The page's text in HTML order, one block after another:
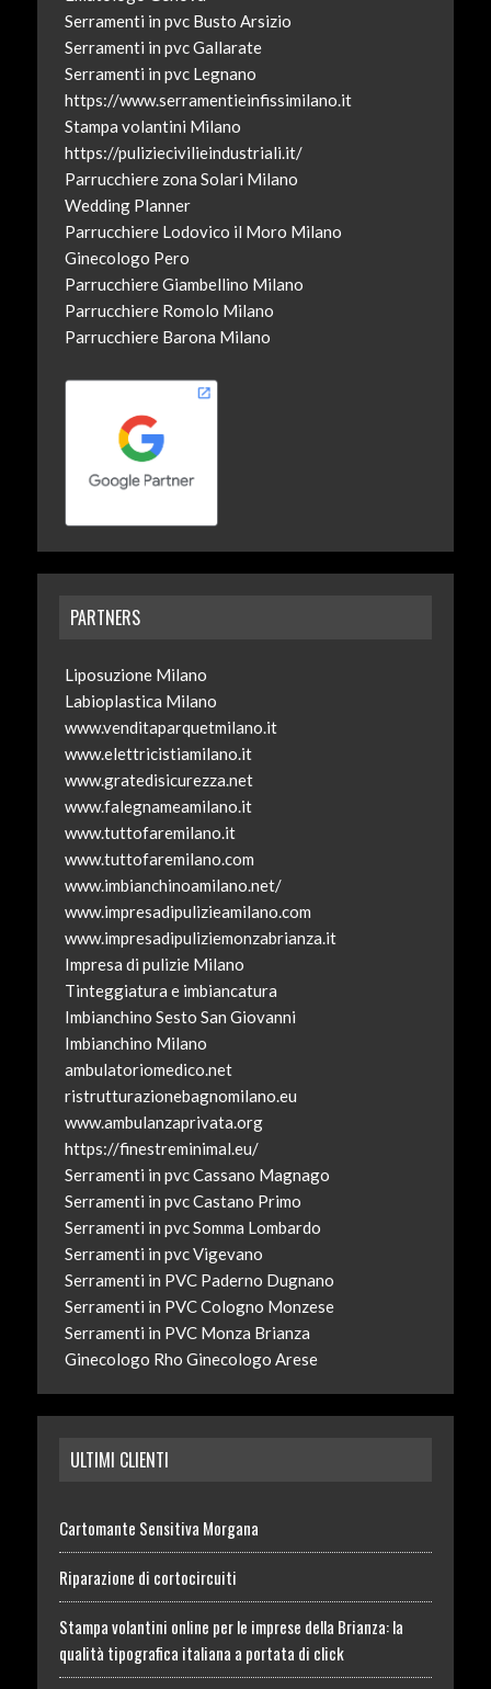
Serramenti in pvc Busto Arsizio
Serramenti in pvc Gallarate
Serramenti in pvc Legnano
https://www.serramentieinfissimilano.it
Stampa volantini Milano
https://puliziecivilieindustriali.it/
Parrucchiere zona Solari Milano
Wedding Planner
Parrucchiere Lodovico il Moro Milano
Ginecologo Pero
Parrucchiere Giambellino Milano
Parrucchiere Romolo Milano
Parrucchiere Barona Milano
PARTNERS
Liposuzione Milano
Labioplastica Milano
www.venditaparquetmilano.it
www.elettricistiamilano.it
www.gratedisicurezza.net
www.falegnameamilano.it
www.tuttofaremilano.it
www.tuttofaremilano.com
www.imbianchinoamilano.net/
www.impresadipulizieamilano.com
www.impresadipuliziemonzabrianza.it
Impresa di pulizie Milano
Tinteggiatura e imbiancatura
Imbianchino Sesto San Giovanni
Imbianchino Milano
ambulatoriomedico.net
ristrutturazionebagnomilano.eu
www.ambulanzaprivata.org
https://finestreminimal.eu/
Serramenti in pvc Cassano Magnago
Serramenti in pvc Castano Primo
Serramenti in pvc Somma Lombardo
Serramenti in pvc Vigevano
Serramenti in PVC Paderno Dugnano
Serramenti in PVC Cologno Monzese
Serramenti in PVC Monza Brianza
Ginecologo Rho Ginecologo Arese
ULTIMI CLIENTI
Cartomante Sensitiva Morgana
Riparazione di cortocircuiti
Stampa volantini online per le imprese della Brianza: la
qualità tipografica italiana a portata di click